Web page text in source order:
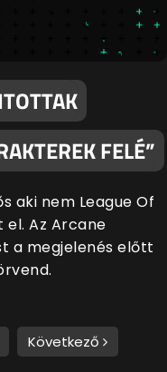
FELÉ”
aki nem League Of
el. Az Arcane
a megjelenés előtt
Következő